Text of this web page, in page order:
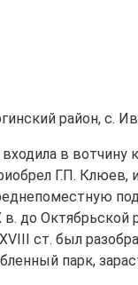
район, с.
в
Г.П.
до
ст. был
парк,